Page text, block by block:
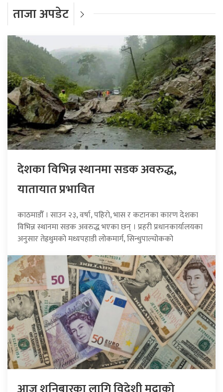
ताजा अपडेट
देशका विभिन्न स्थानमा सडक अवरुद्ध,
यातायात प्रभावित
काठमाडौँ । साउन २३, वर्षा, पहिरो, भास र कटानका कारण देशका
विभिन्न स्थानमा सडक अवरुद्ध भएका छन् । प्रहरी प्रधानकार्यालयका
अनुसार तेह्रथुमको मध्यपहाडी लोकमार्ग, सिन्धुपाल्चोकको